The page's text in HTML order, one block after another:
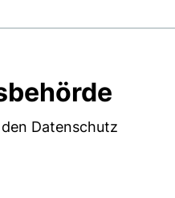
Datenschutz